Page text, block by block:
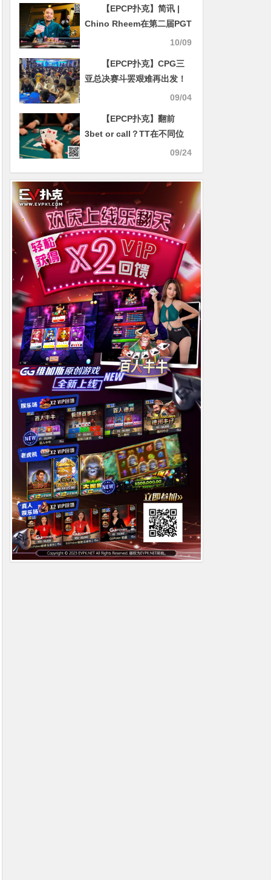
【EPCP扑克】简讯 |
Chino Rheem在第二届PGT
10/09
【EPCP扑克】CPG三
亚总决赛斗罢艰难再出发！
主赛喜迎3787人次参赛余
302500计分牌成C组382人
领头羊
09/04
【EPCP扑克】翻前
3bet or call？TT在不同位
09/24